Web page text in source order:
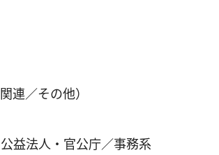
連／その他）
益法人・官公庁／事務系